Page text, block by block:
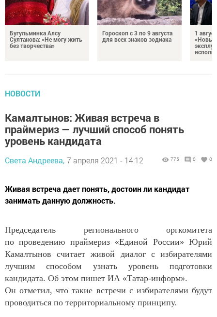
Бугульминка Алсу
Султанова: «Не могу жить
без творчества»
Гороскоп с 3 по 9 августа
для всех знаков зодиака
1
«Новые
НОВОСТИ
Камалтынов: Живая встреча в
праймериз — лучший способ понять
уровень кандидата
Света Андреева, 7 апреля 2021 - 14:12 775 0 0
Живая встреча дает понять, достоин ли кандидат
занимать данную должность.
Председатель регионального оргкомитета
по проведению праймериз «Единой России» Юрий
Камалтынов считает живой диалог с избирателями
лучшим способом узнать уровень подготовки
кандидата. Об этом пишет ИА «Татар-информ».
Он отметил, что такие встречи с избирателями будут
проводиться по территориальному принципу.